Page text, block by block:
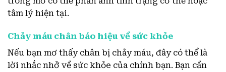
tâm lý hiện tại.
Chảy máu chân báo hiệu về sức khỏe
Nếu bạn mơ thấy chân bị chảy máu, đây có thể là
lời nhắc nhở về sức khỏe của chính bạn. Bạn cần